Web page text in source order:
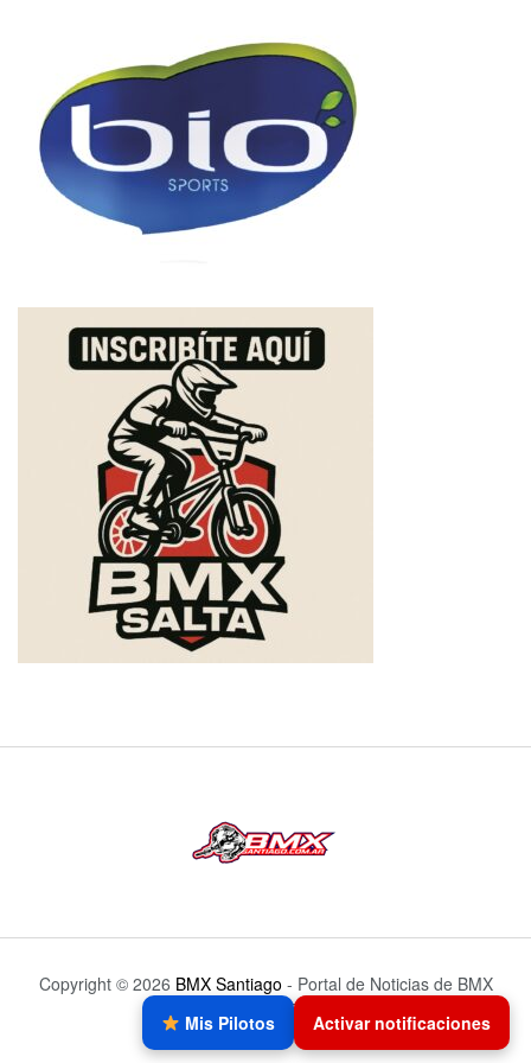
Copyright © 2026 BMX Santiago - Portal de Noticias de BMX
Santiago del Estero.
Mis Pilotos Activar notificaciones